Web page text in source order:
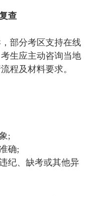
查
部分考区支持在线
生应主动咨询当地
程及材料要求。
;
确;
纪、缺考或其他异